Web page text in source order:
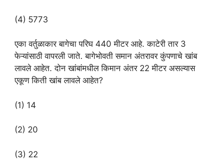
(4) 5773
एका वर्तुळाकार बागेचा परिघ 440 मीटर आहे. काटेरी तार 3
फेऱ्यांसाठी वापरली जाते. बागेभोवती समान अंतरावर कुंपणाचे खांब
लावले आहेत. दोन खांबांमधील किमान अंतर 22 मीटर असल्यास
एकूण किती खांब लावले आहेत?
(1) 14
(2) 20
(3) 22